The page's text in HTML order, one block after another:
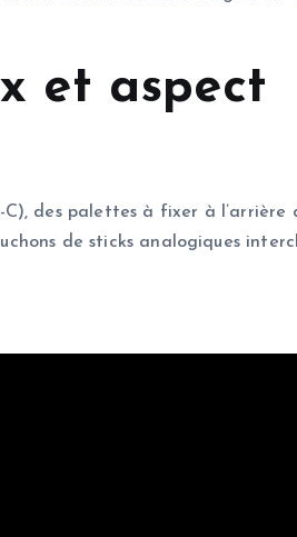
et aspect
des palettes à fixer à
de sticks analogiques